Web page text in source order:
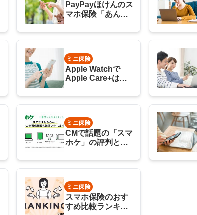
PayPayほけんのス
マホ保険「あんし
きか？評判は？
ミニ保険
Apple Watchで
Apple Care+は入
い理由を徹底解
説！
ミニ保険
CMで話題の「スマ
ホケ」の評判と
で徹底解説！
ミニ保険
スマホ保険のおす
すめ比較ランキン